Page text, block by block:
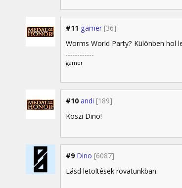
#11 gamer [36]
Worms World Party? Különben hol
gamer
#10 andi [189]
Köszi Dino!
#9 Dino [6087]
Lásd letöltések rovatunkban.